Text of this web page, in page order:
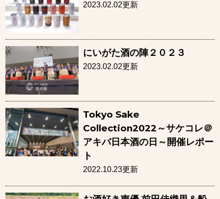
2023.02.02更新
にいがた酒の陣２０２３
2023.02.02更新
Tokyo Sake
Collection2022～サケコレ＠
アキバ日本酒の日～開催レポー
ト
2022.10.23更新